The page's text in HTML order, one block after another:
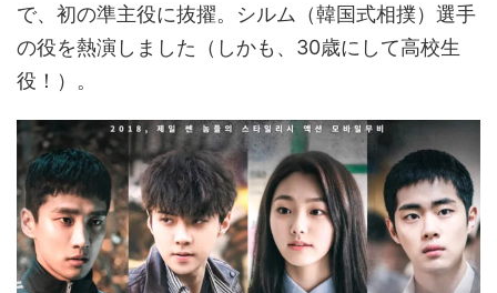
で、初の準主役に抜擢。シルム（韓国式相撲）選手
の役を熱演しました（しかも、30歳にして高校生
役！）。